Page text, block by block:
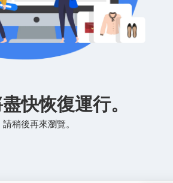
快恢復運行。
請稍後再來瀏覽。